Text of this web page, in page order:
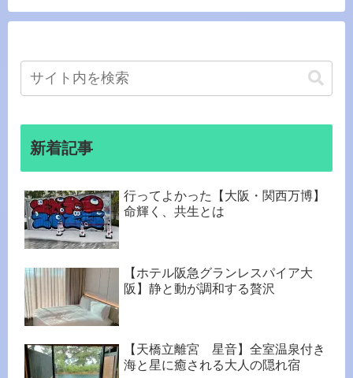
新着記事
行ってよかった【大阪・関西万博】
命輝く、共生とは
【ホテル阪急グランレスパイア大
阪】静と動が調和する贅沢
【天橋立離宮 星音】全室温泉付き
海と星に癒される大人の隠れ宿